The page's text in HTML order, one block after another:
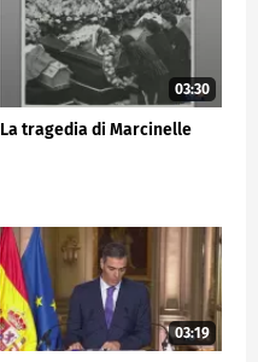
03:30
La tragedia di Marcinelle
03:19